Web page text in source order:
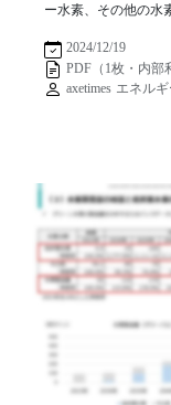
ー水素、その他の水
2024/12/19
PDF（1枚・内部
axetimes エネル